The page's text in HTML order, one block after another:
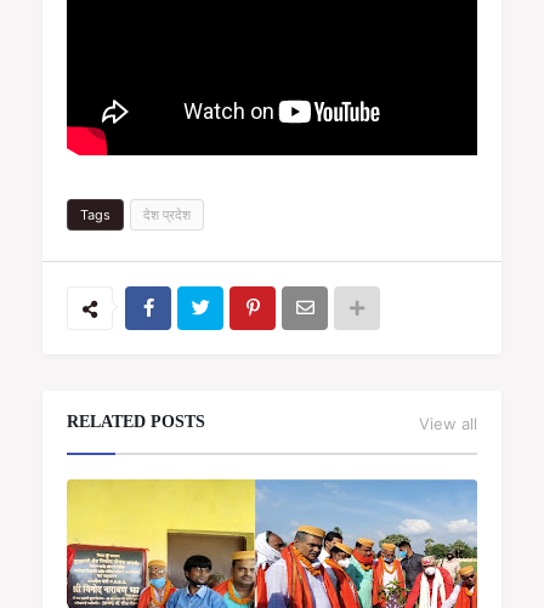
Tags देश प्रदेश
RELATED POSTS View all